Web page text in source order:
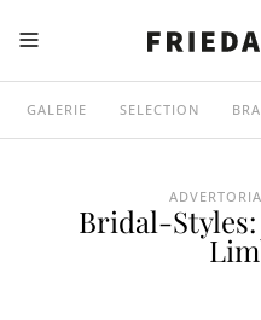
GALERIE SELECTION
Bridal-